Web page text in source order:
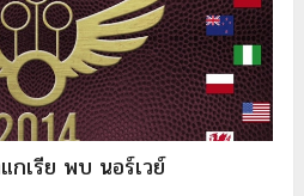
เรีย พบ นอร์เวย์